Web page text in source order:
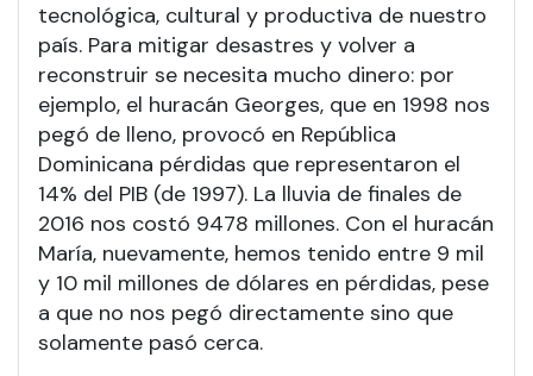
tecnológica, cultural y productiva de nuestro
país. Para mitigar desastres y volver a
reconstruir se necesita mucho dinero: por
ejemplo, el huracán Georges, que en 1998 nos
pegó de lleno, provocó en República
Dominicana pérdidas que representaron el
14% del PIB (de 1997). La lluvia de finales de
2016 nos costó 9478 millones. Con el huracán
María, nuevamente, hemos tenido entre 9 mil
y 10 mil millones de dólares en pérdidas, pese
a que no nos pegó directamente sino que
solamente pasó cerca.